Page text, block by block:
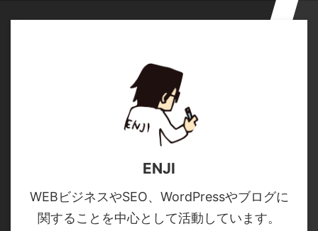
ENJI
WEBビジネスやSEO、WordPressやブログに
関することを中心として活動しています。